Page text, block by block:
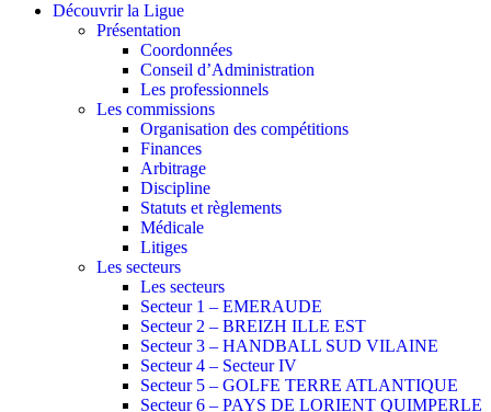
Découvrir la Ligue
Présentation
Coordonnées
Conseil d’Administration
Les professionnels
Les commissions
Organisation des compétitions
Finances
Arbitrage
Discipline
Statuts et règlements
Médicale
Litiges
Les secteurs
Les secteurs
Secteur 1 – EMERAUDE
Secteur 2 – BREIZH ILLE EST
Secteur 3 – HANDBALL SUD VILAINE
Secteur 4 – Secteur IV
Secteur 5 – GOLFE TERRE ATLANTIQUE
Secteur 6 – PAYS DE LORIENT QUIMPERLE